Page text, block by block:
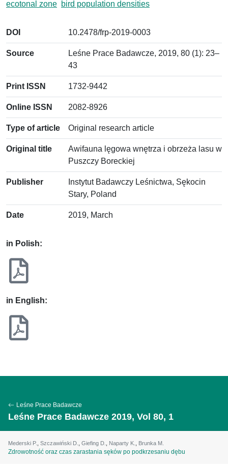
ecotonal zone bird population densities
DOI 10.2478/frp-2019-0003
Source
Leśne Prace Badawcze, 2019, 80 (1): 23–
43
Print ISSN 1732-9442
Online ISSN 2082-8926
Type of article Original research article
Original title
Awifauna lęgowa wnętrza i obrzeża lasu w
Puszczy Boreckiej
Publisher
Instytut Badawczy Leśnictwa, Sękocin
Stary, Poland
Date 2019, March
in Polish:
in English:
Leśne Prace Badawcze
Leśne Prace Badawcze 2019, Vol 80, 1
Mederski P. Szczawiński D. Giefing D. Naparty K. Brunka M.
Zdrowotność oraz czas zarastania sęków po podkrzesaniu dębu